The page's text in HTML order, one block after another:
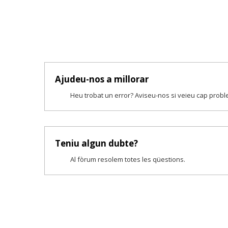
Ajudeu-nos a millorar
Heu trobat un error? Aviseu-nos si veieu cap
Teniu algun dubte?
Al fòrum resolem totes les qüestions.